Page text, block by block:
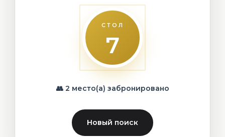
СТОЛ
7
👥 2 место(а) забронировано
Новый поиск